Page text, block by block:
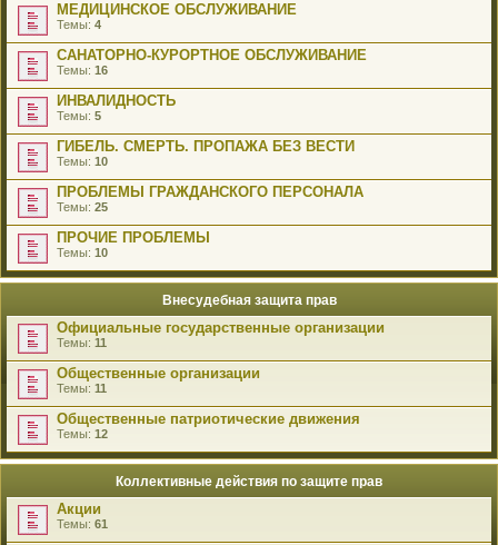
МЕДИЦИНСКОЕ ОБСЛУЖИВАНИЕ
Темы: 4
САНАТОРНО-КУРОРТНОЕ ОБСЛУЖИВАНИЕ
Темы: 16
ИНВАЛИДНОСТЬ
Темы: 5
ГИБЕЛЬ. СМЕРТЬ. ПРОПАЖА БЕЗ ВЕСТИ
Темы: 10
ПРОБЛЕМЫ ГРАЖДАНСКОГО ПЕРСОНАЛА
Темы: 25
ПРОЧИЕ ПРОБЛЕМЫ
Темы: 10
Внесудебная защита прав
Официальные государственные организации
Темы: 11
Общественные организации
Темы: 11
Общественные патриотические движения
Темы: 12
Коллективные действия по защите прав
Акции
Темы: 61